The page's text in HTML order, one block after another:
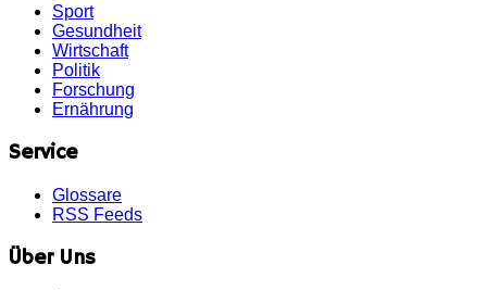
Sport
Gesundheit
Wirtschaft
Politik
Forschung
Ernährung
Service
Glossare
RSS Feeds
Über Uns